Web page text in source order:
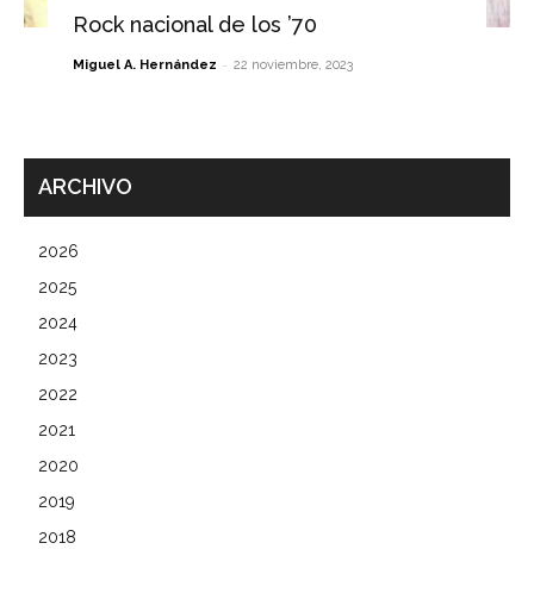
Rock nacional de los ’70
Miguel A. Hernández - 22 noviembre, 2023
ARCHIVO
2026
2025
2024
2023
2022
2021
2020
2019
2018